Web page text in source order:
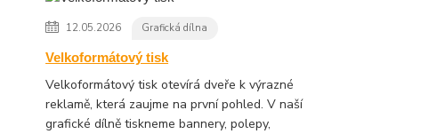
12.05.2026 Grafická dílna
Velkoformátový tisk
Velkoformátový tisk otevírá dveře k výrazné
reklamě, která zaujme na první pohled. V naší
grafické dílně tiskneme bannery, polepy,